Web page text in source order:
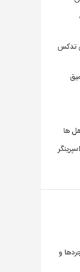
تدکس
ها
اسپرینگر
و